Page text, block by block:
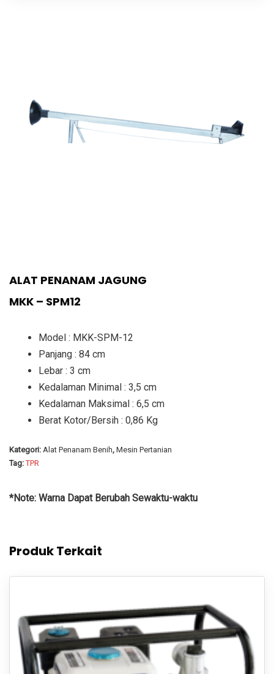
ALAT PENANAM JAGUNG
MKK – SPM12
Model : MKK-SPM-12
Panjang : 84 cm
Lebar : 3 cm
Kedalaman Minimal : 3,5 cm
Kedalaman Maksimal : 6,5 cm
Berat Kotor/Bersih : 0,86 Kg
Kategori: Alat Penanam Benih, Mesin Pertanian
Tag:TPR
*Note: Warna Dapat Berubah Sewaktu-waktu
Produk Terkait